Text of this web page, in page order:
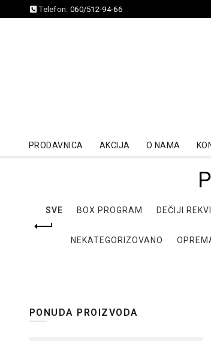
Telefon: 060/512-94-66
PRODAVNICA AKCIJA O NAMA
SVE BOX PROGRAM DEČIJI
NEKATEGORIZOVANO
PONUDA PROIZVODA